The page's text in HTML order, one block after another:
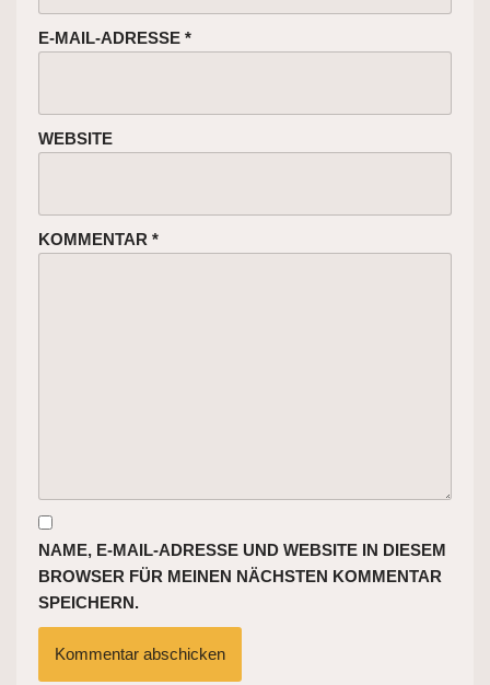
E-MAIL-ADRESSE *
WEBSITE
KOMMENTAR *
NAME, E-MAIL-ADRESSE UND WEBSITE IN DIESEM
BROWSER FÜR MEINEN NÄCHSTEN KOMMENTAR
SPEICHERN.